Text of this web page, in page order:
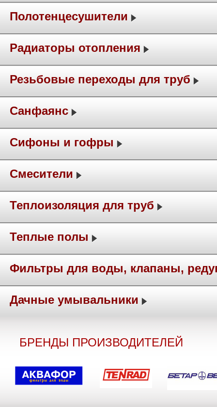
Полотенцесушители
Радиаторы отопления
Резьбовые переходы для труб
Санфаянс
Сифоны и гофры
Смесители
Теплоизоляция для труб
Теплые полы
Фильтры для воды, клапаны,
Дачные умывальники
БРЕНДЫ ПРОИЗВОДИТЕЛЕЙ